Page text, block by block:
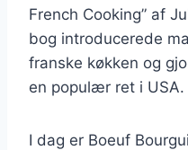
French Cooking” af
bog introducerede
franske køkken og
en populær ret i USA.
I dag er Boeuf